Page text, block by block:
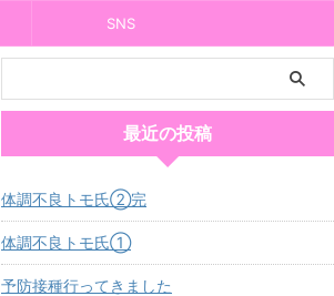
SNS
最近の投稿
体調不良トモ氏②完
体調不良トモ氏①
予防接種行ってきました